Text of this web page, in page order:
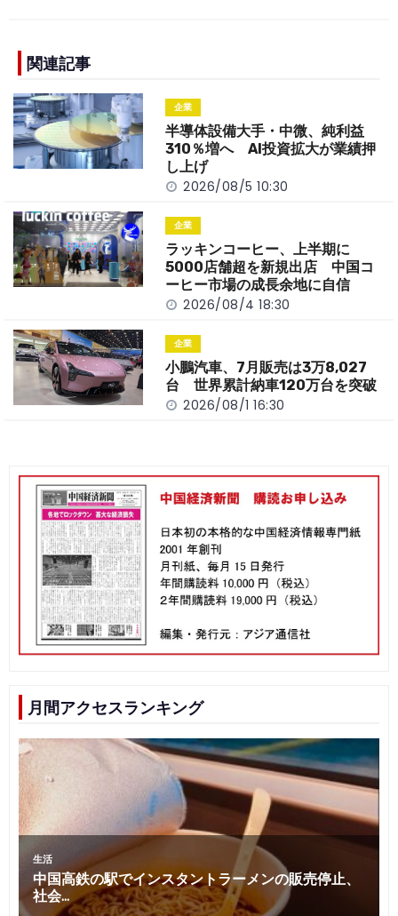
e
b
o
o
k
n
k
関連記事
企業
半導体設備大手・中微、純利益
310％増へ AI投資拡大が業績押
し上げ
2026/08/5 10:30
企業
ラッキンコーヒー、上半期に
5000店舗超を新規出店 中国コ
ーヒー市場の成長余地に自信
2026/08/4 18:30
企業
小鵬汽車、7月販売は3万8,027
台 世界累計納車120万台を突破
2026/08/1 16:30
月間アクセスランキング